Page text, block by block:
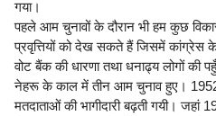
गया।
पहले आम चुनावों के दौरान भी हम कुछ
प्रवृत्तियों को देख सकते हैं जिसमें
वोट बैंक की धारणा तथा धनाढ्य लोगों की
नेहरू के काल में तीन आम चुनाव हुए।
मतदाताओं की भागीदारी बढ़ती गयी।